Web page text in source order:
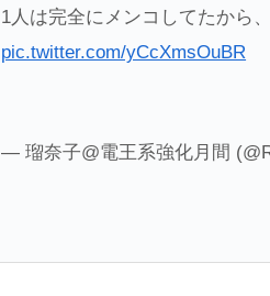
1人は完全にメンコしてたから
pic.twitter.com/yCcXmsOuBR
— 瑠奈子@電王系強化月間